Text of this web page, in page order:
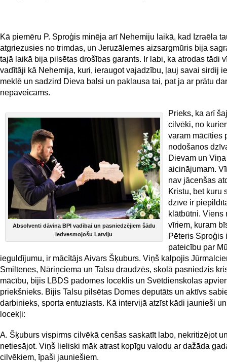
Kā piemēru P. Sproģis minēja arī Nehemiju laikā, kad Izraēla
atgriezusies no trimdas, un Jeruzālemes aizsargmūris bija
tajā laikā bija pilsētas drošības garants. Ir labi, ka atrodas tādi
vadītāji kā Nehemija, kuri, ieraugot vajadzību, ļauj savai sirdij
meklē un sadzird Dieva balsi un paklausa tai, pat ja ar prātu
nepaveicams.
Absolventi dāvina BPI vadībai un pasniedzējiem šādu
iedvesmojošu Latviju
Prieks, ka arī
cilvēki, no
varam mācīties
nodošanos
Dievam un Viņa
aicinājumam.
nav jācenšas
Kristu, bet kuru
dzīve ir
klātbūtni. Viens
vīriem, kuram
Pēteris Sproģis
pateicību par
ieguldījumu, ir mācītājs Aivars Šķuburs. Viņš kalpojis
Smiltenes, Nāriņciema un Talsu draudzēs, skolā pasniedzis
mācību, bijis LBDS padomes loceklis un Svētdienskolas
priekšnieks. Bijis Talsu pilsētas Domes deputāts un aktīvs
darbinieks, sporta entuziasts. Kā intervijā atzīst kādi jaunieši
locekļi:
A. Šķuburs vispirms cilvēkā cenšas saskatīt labo, nekritizējot
netiesājot. Viņš lieliski māk atrast kopīgu valodu ar dažāda
cilvēkiem, īpaši jauniešiem.